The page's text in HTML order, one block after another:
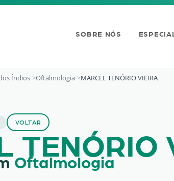
SOBRE NÓS
Índios Oftalmologia MARCEL TENÓRIO VIEIRA
VOLTARVieira Em
TENÓRIO
Oftalmologia